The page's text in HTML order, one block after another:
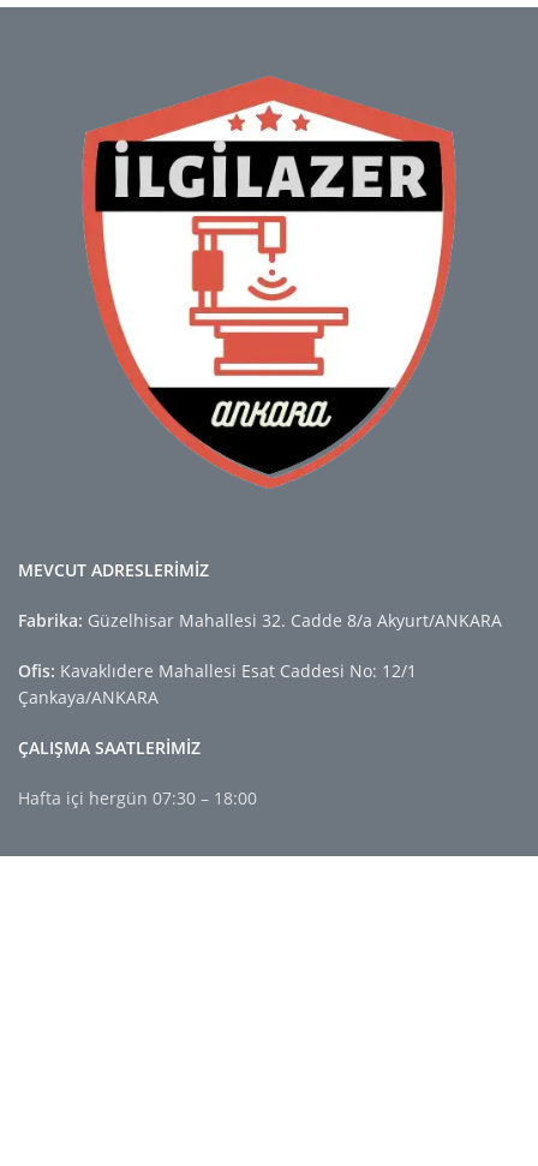
MEVCUT ADRESLERİMİZ
Fabrika: Güzelhisar Mahallesi 32. Cadde 8/a Akyurt/ANKARA
Ofis: Kavaklıdere Mahallesi Esat Caddesi No: 12/1
Çankaya/ANKARA
ÇALIŞMA SAATLERİMİZ
Hafta içi hergün 07:30 – 18:00